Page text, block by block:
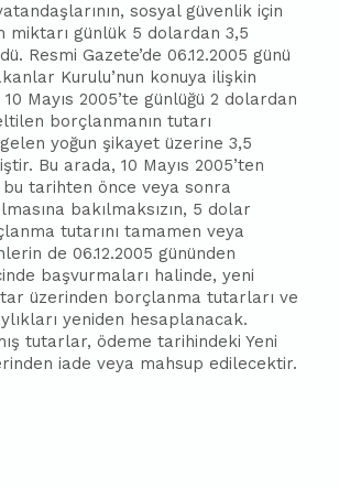
sosyal güvenlik için
miktarı günlük 5 dolardan 3,5
Resmi Gazete’de 06.12.2005 günü
Kurulu’nun konuya ilişkin
Mayıs 2005’te günlüğü 2 dolardan
borçlanmanın tutarı
yoğun şikayet üzerine 3,5
Bu arada, 10 Mayıs 2005’ten
tarihten önce veya sonra
bakılmaksızın, 5 dolar
tutarını tamamen veya
de 06.12.2005 gününden
başvurmaları halinde, yeni
üzerinden borçlanma tutarları ve
yeniden hesaplanacak.
tutarlar, ödeme tarihindeki Yeni
iade veya mahsup edilecektir.